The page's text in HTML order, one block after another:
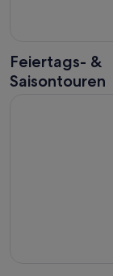
Feiertags- &
Saisontouren